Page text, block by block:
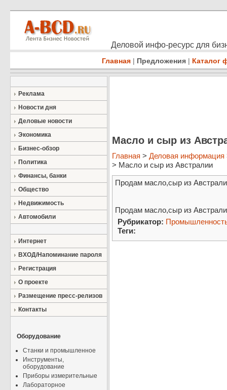
Деловой инфо-ресурс для
Главная | Предложения | Каталог
Реклама
Новости дня
Деловые новости
Экономика
Бизнес-обзор
Политика
Финансы, банки
Общество
Недвижимость
Автомобили
Интернет
ВХОД/Напоминание пароля
Регистрация
О проекте
Размещение пресс-релизов
Контакты
Оборудование
Станки и промышленное
Инструменты,
оборудование
Приборы измерительные
Лабораторное
Масло и сыр из
Главная > Деловая информация
> Масло и сыр из Австралии
Продам масло,сыр из
Продам масло,сыр из
Рубрикатор:
Теги: